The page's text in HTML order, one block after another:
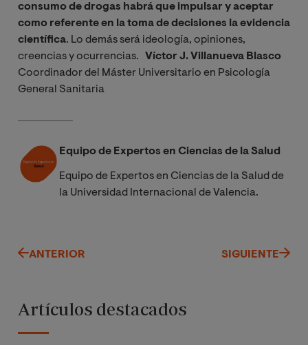
consumo de drogas habrá que impulsar y aceptar
como referente en la toma de decisiones la evidencia
científica. Lo demás será ideología, opiniones,
creencias y ocurrencias. Víctor J. Villanueva Blasco
Coordinador del Máster Universitario en Psicología
General Sanitaria
Equipo de Expertos en Ciencias de la Salud
Equipo de Expertos en Ciencias de la Salud de
la Universidad Internacional de Valencia.
ANTERIOR SIGUIENTE
Artículos destacados